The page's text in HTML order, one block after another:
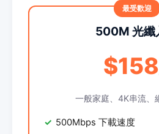
500M 光纖
$158
一般家庭、4K串流、
500Mbps 下載速度